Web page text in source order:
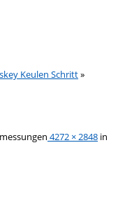
Keulen Schritt»
4272 × 2848 in